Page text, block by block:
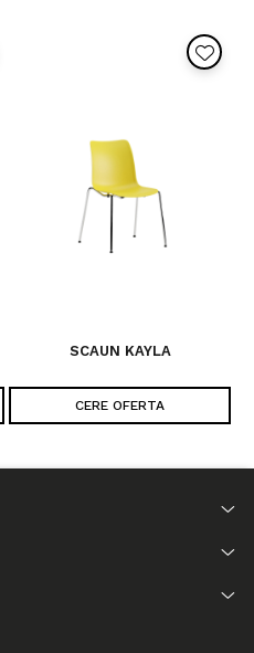
SCAUN KAYLA
CERE OFERTA